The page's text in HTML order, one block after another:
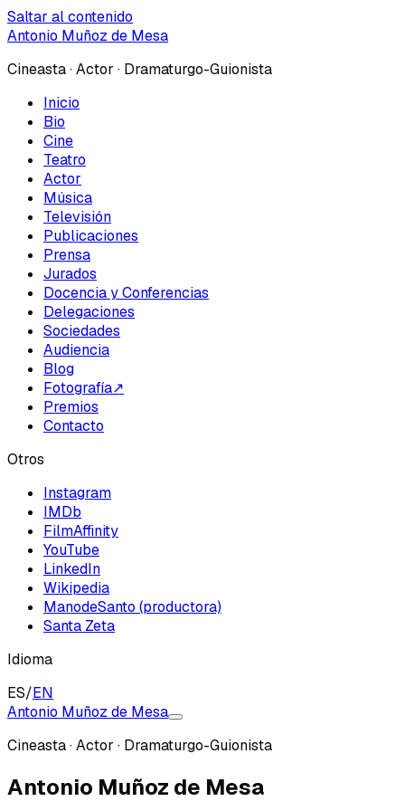
Saltar al contenido
Antonio Muñoz de Mesa
Cineasta · Actor · Dramaturgo-Guionista
Inicio
Bio
Cine
Teatro
Actor
Música
Televisión
Publicaciones
Prensa
Jurados
Docencia y Conferencias
Delegaciones
Sociedades
Audiencia
Blog
Fotografía↗
Premios
Contacto
Otros
Instagram
IMDb
FilmAffinity
YouTube
LinkedIn
Wikipedia
ManodeSanto (productora)
Santa Zeta
Idioma
ES/EN
Antonio Muñoz de Mesa
Cineasta · Actor · Dramaturgo-Guionista
Antonio Muñoz de Mesa